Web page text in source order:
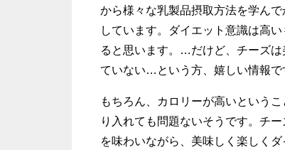
から様々な乳製品摂取方法を学ん
しています。ダイエット意識は高
ると思います。…だけど、チーズ
ていない…という方、嬉しい情報で
もちろん、カロリーが高いという
り入れても問題ないそうです。チ
を味わいながら、美味しく楽しく